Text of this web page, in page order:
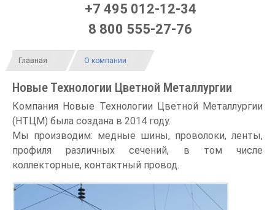
+7 495 012-12-34
8 800 555-27-76
Главная О компании
Новые Технологии Цветной Металлургии
Компания Новые Технологии Цветной Металлургии
(НТЦМ) была создана в 2014 году.
Мы производим: медные шины, проволоки, ленты,
профиля различных сечений, в том числе
коллекторные, контактный провод.